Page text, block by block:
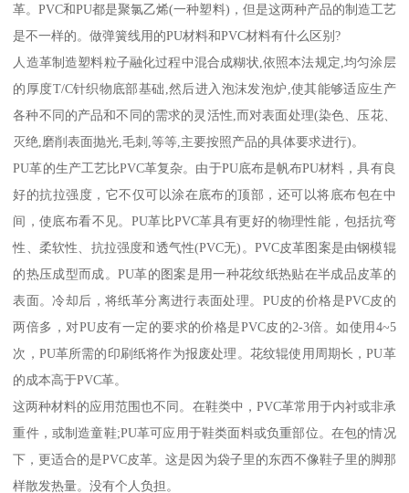
革。PVC和PU都是聚氯乙烯(一种塑料)，但是这两种产品的制造工艺
是不一样的。做弹簧线用的PU材料和PVC材料有什么区别?
人造革制造塑料粒子融化过程中混合成糊状,依照本法规定,均匀涂层
的厚度T/C针织物底部基础,然后进入泡沫发泡炉,使其能够适应生产
各种不同的产品和不同的需求的灵活性,而对表面处理(染色、压花、
灭绝,磨削表面抛光,毛刺,等等,主要按照产品的具体要求进行)。
PU革的生产工艺比PVC革复杂。由于PU底布是帆布PU材料，具有良
好的抗拉强度，它不仅可以涂在底布的顶部，还可以将底布包在中
间，使底布看不见。PU革比PVC革具有更好的物理性能，包括抗弯
性、柔软性、抗拉强度和透气性(PVC无)。PVC皮革图案是由钢模辊
的热压成型而成。PU革的图案是用一种花纹纸热贴在半成品皮革的
表面。冷却后，将纸革分离进行表面处理。PU皮的价格是PVC皮的
两倍多，对PU皮有一定的要求的价格是PVC皮的2-3倍。如使用4~5
次，PU革所需的印刷纸将作为报废处理。花纹辊使用周期长，PU革
的成本高于PVC革。
这两种材料的应用范围也不同。在鞋类中，PVC革常用于内衬或非承
重件，或制造童鞋;PU革可应用于鞋类面料或负重部位。在包的情况
下，更适合的是PVC皮革。这是因为袋子里的东西不像鞋子里的脚那
样散发热量。没有个人负担。